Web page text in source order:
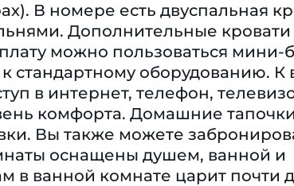
В номере есть двуспальная
Дополнительные кровати
можно пользоваться мини-
стандартному оборудованию.
в интернет, телефон,
комфорта. Домашние
Вы также можете
оснащены душем, ванной и
в ванной комнате царит почти